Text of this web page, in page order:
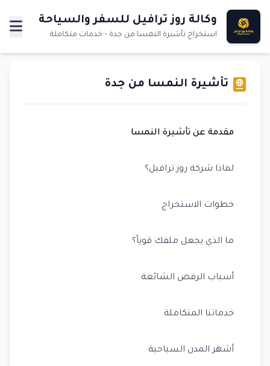
وكالة روز ترافيل للسفر والسياحة
استخراج تأشيرة النمسا من جدة – خدمات متكاملة
تأشيرة النمسا من جدة
مقدمة عن تأشيرة النمسا
لماذا شركة روز ترافيل؟
خطوات الاستخراج
ما الذي يجعل ملفك قوياً؟
أسباب الرفض الشائعة
خدماتنا المتكاملة
أشهر المدن السياحية